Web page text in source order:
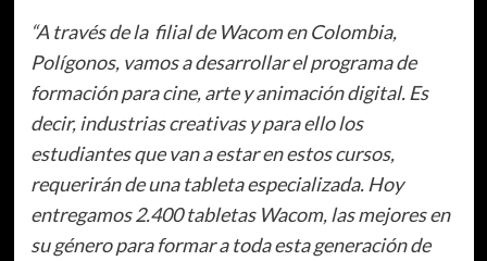
“A través de la filial de Wacom en Colombia,
Polígonos, vamos a desarrollar el programa de
formación para cine, arte y animación digital. Es
decir, industrias creativas y para ello los
estudiantes que van a estar en estos cursos,
requerirán de una tableta especializada. Hoy
entregamos 2.400 tabletas Wacom, las mejores en
su género para formar a toda esta generación de